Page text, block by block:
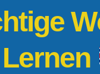
Lernen